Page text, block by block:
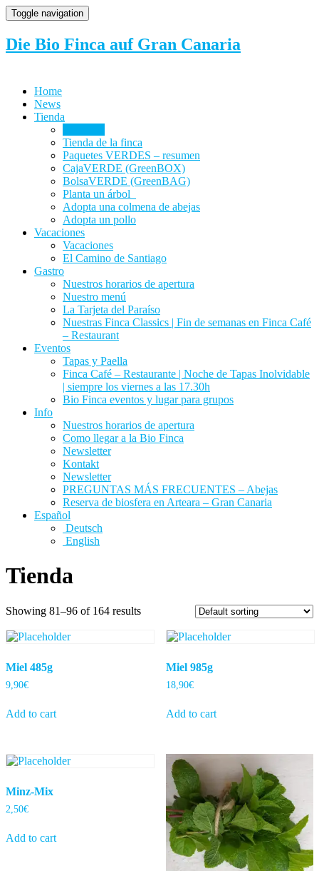
Toggle navigation
Die Bio Finca auf Gran Canaria
Home
News
Tienda
Tienda de la finca
Paquetes VERDES – resumen
CajaVERDE (GreenBOX)
BolsaVERDE (GreenBAG)
Planta un árbol
Adopta una colmena de abejas
Adopta un pollo
Vacaciones
Vacaciones
El Camino de Santiago
Gastro
Nuestros horarios de apertura
Nuestro menú
La Tarjeta del Paraíso
Nuestras Finca Classics | Fin de semanas en Finca Café
– Restaurant
Eventos
Tapas y Paella
Finca Café – Restaurante | Noche de Tapas Inolvidable
| siempre los viernes a las 17.30h
Bio Finca eventos y lugar para grupos
Info
Nuestros horarios de apertura
Como llegar a la Bio Finca
Newsletter
Kontakt
Newsletter
PREGUNTAS MÁS FRECUENTES – Abejas
Reserva de biosfera en Arteara – Gran Canaria
Español
Deutsch
English
Tienda
Showing 81–96 of 164 results
Miel 485g
9,90€
Add to cart
Miel 985g
18,90€
Add to cart
Minz-Mix
2,50€
Add to cart